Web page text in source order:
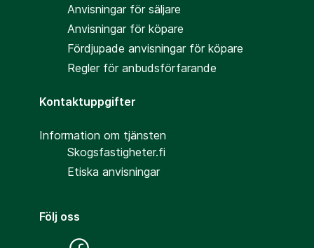
Anvisningar för säljare
Anvisningar för köpare
Fördjupade anvisningar för köpare
Regler för anbudsförfarande
Kontaktuppgifter
Information om tjänsten
Skogsfastigheter.fi
Etiska anvisningar
Följ oss